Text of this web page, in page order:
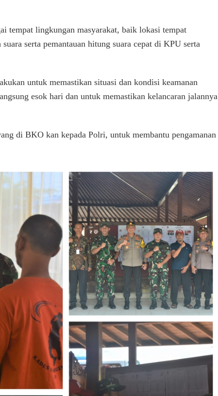
tempat lingkungan masyarakat, baik lokasi tempat
serta pemantauan hitung suara cepat di KPU serta
untuk memastikan situasi dan kondisi keamanan
esok hari dan untuk memastikan kelancaran jalannya
di BKO kan kepada Polri, untuk membantu pengamanan